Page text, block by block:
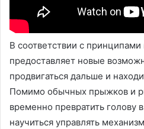
В соответствии с
предоставляет новые
продвигаться дальше и
Помимо обычных прыжков и
временно превратить голову
научиться управлять